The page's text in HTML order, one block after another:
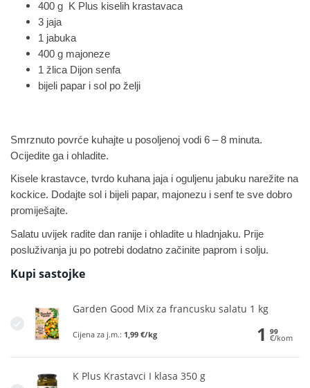
400 g K Plus kiselih krastavaca
3 jaja
1 jabuka
400 g majoneze
1 žlica Dijon senfa
bijeli papar i sol po želji
Smrznuto povrće kuhajte u posoljenoj vodi 6 – 8 minuta.
Ocijedite ga i ohladite.
Kisele krastavce, tvrdo kuhana jaja i oguljenu jabuku narežite na
kockice. Dodajte sol i bijeli papar, majonezu i senf te sve dobro
promiješajte.
Salatu uvijek radite dan ranije i ohladite u hladnjaku. Prije
posluživanja ju po potrebi dodatno začinite paprom i solju.
Kupi sastojke
Garden Good Mix za francusku salatu 1 kg
Cijena za j.m.: 1,99 €/kg 1 99
€/kom
K Plus Krastavci I klasa 350 g